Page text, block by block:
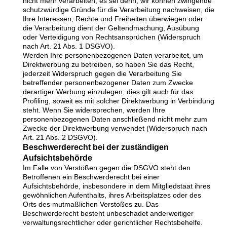
schutzwürdige Gründe für die Verarbeitung nachweisen, die
Ihre Interessen, Rechte und Freiheiten überwiegen oder
die Verarbeitung dient der Geltendmachung, Ausübung
oder Verteidigung von Rechtsansprüchen (Widerspruch
nach Art. 21 Abs. 1 DSGVO).
Werden Ihre personenbezogenen Daten verarbeitet, um
Direktwerbung zu betreiben, so haben Sie das Recht,
jederzeit Widerspruch gegen die Verarbeitung Sie
betreffender personenbezogener Daten zum Zwecke
derartiger Werbung einzulegen; dies gilt auch für das
Profiling, soweit es mit solcher Direktwerbung in Verbindung
steht. Wenn Sie widersprechen, werden Ihre
personenbezogenen Daten anschließend nicht mehr zum
Zwecke der Direktwerbung verwendet (Widerspruch nach
Art. 21 Abs. 2 DSGVO).
Beschwerderecht bei der zuständigen
Aufsichtsbehörde
Im Falle von Verstößen gegen die DSGVO steht den
Betroffenen ein Beschwerderecht bei einer
Aufsichtsbehörde, insbesondere in dem Mitgliedstaat ihres
gewöhnlichen Aufenthalts, ihres Arbeitsplatzes oder des
Orts des mutmaßlichen Verstoßes zu. Das
Beschwerderecht besteht unbeschadet anderweitiger
verwaltungsrechtlicher oder gerichtlicher Rechtsbehelfe.